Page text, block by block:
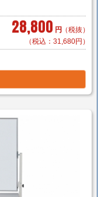
28,800 円 （税抜）
（税込：31,680円）